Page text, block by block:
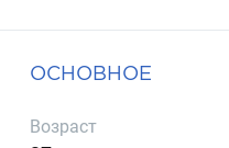
ОСНОВНОЕ
Возраст